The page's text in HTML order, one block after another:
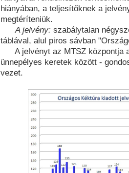
hiányában, a teljesítőknek a
megtéríteniük.
A jelvény: szabálytalan
táblával, alul piros sávban
A jelvényt az MTSZ központja
ünnepélyes keretek között -
vezet.